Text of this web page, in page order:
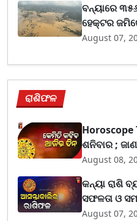
ବନ୍ୟାରେ
ହେକ୍ଟର
August 07,
ରାଶିଫଳ
ଶନିବାର ;
August 08,
କନ୍ୟା ରାଶି
ସଫଳତା ଓ
August 07,